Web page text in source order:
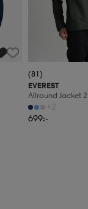
(81)
EVEREST
Allround Jacket
Regnjacka, Herr
+2
699:-